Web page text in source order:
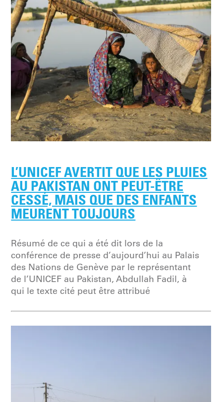
L’UNICEF AVERTIT QUE LES PLUIES
AU PAKISTAN ONT PEUT-ÊTRE
CESSÉ, MAIS QUE DES ENFANTS
MEURENT TOUJOURS
Résumé de ce qui a été dit lors de la
conférence de presse d’aujourd’hui au Palais
des Nations de Genève par le représentant
de l’UNICEF au Pakistan, Abdullah Fadil, à
qui le texte cité peut être attribué